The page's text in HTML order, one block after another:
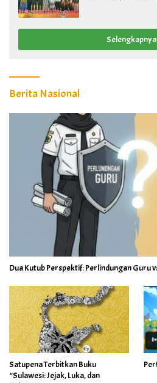
Selengkapnya
Berita Nasional
Dua Kutub Perspektif: Perlindungan Guru
Satupena Terbitkan Buku
“Sulawesi: Jejak, Luka, dan